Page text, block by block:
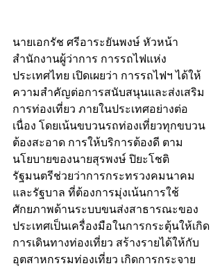
นายเอกรัช ศรีอาระยันพงษ์ หัวหน้า
สำนักงานผู้ว่าการ การรถไฟแห่ง
ประเทศไทย เปิดเผยว่า การรถไฟฯ ได้ให้
ความสำคัญต่อการสนับสนุนและส่งเสริม
การท่องเที่ยว ภายในประเทศอย่างต่อ
เนื่อง โดยเน้นขบวนรถท่องเที่ยวทุกขบวน
ต้องสะอาด การให้บริการต้องดี ตาม
นโยบายของนายสุรพงษ์ ปิยะโชติ
รัฐมนตรีช่วยว่าการกระทรวงคมนาคม
และรัฐบาล ที่ต้องการมุ่งเน้นการใช้
ศักยภาพด้านระบบขนส่งสาธารณะของ
ประเทศเป็นเครื่องมือในการกระตุ้นให้เกิด
การเดินทางท่องเที่ยว สร้างรายได้ให้กับ
อุตสาหกรรมท่องเที่ยว เกิดการกระจาย